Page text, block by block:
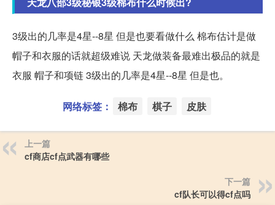
3级出的几率是4星--8星 但是也要看做什么 棉布估计是做
帽子和衣服的话就超级难说 天龙做装备最难出极品的就是
衣服 帽子和项链 3级出的几率是4星--8星 但是也。
网络标签： 棉布 棋子 皮肤
上一篇
cf商店cf点武器有哪些
下一篇
cf队长可以得cf点吗